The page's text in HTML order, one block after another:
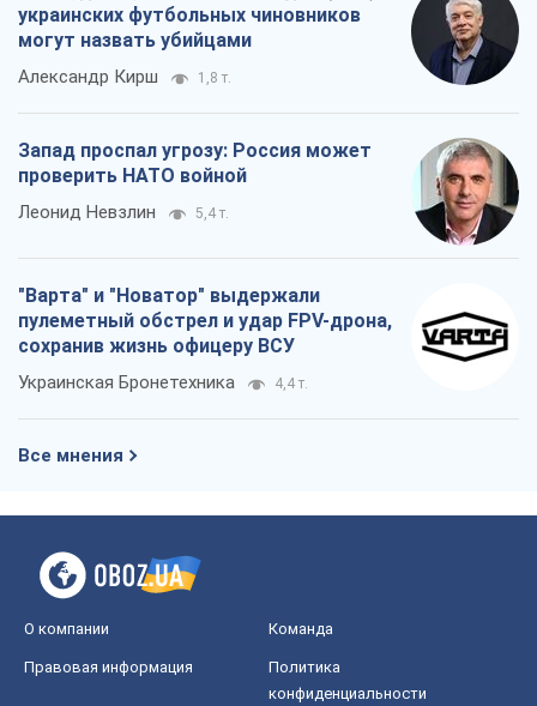
украинских футбольных чиновников
могут назвать убийцами
Александр Кирш 1,8 т.
Запад проспал угрозу: Россия может
проверить НАТО войной
Леонид Невзлин 5,4 т.
"Варта" и "Новатор" выдержали
пулеметный обстрел и удар FPV-дрона,
сохранив жизнь офицеру ВСУ
Украинская Бронетехника 4,4 т.
Все мнения
О компании Команда
Правовая информация
Политика
конфиденциальности